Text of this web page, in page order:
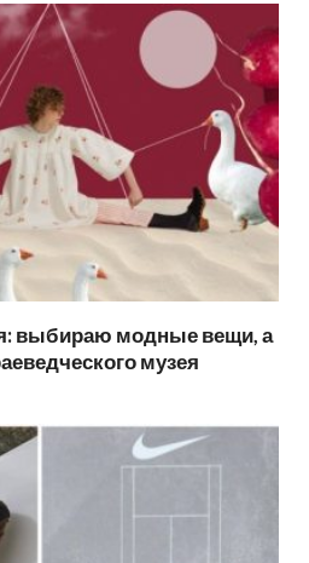
выбираю модные вещи, а
музея